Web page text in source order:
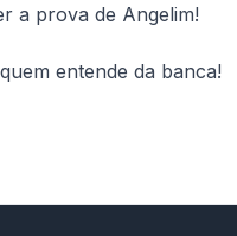
a prova de Angelim!
entende da banca!